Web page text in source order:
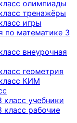
олимпиады
тренажёры
игры
по математике 3
внеурочная
геометрия
КИМ
класс учебники
класс рабочие